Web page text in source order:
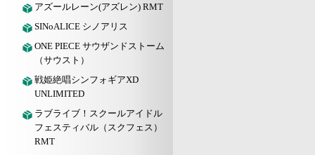
アズールレーン(アズレン) RMT
SINoALICE シノアリス
ONE PIECE サウザンドストーム
（サウスト）
戦姫絶唱シンフォギアXD
UNLIMITED
ラブライブ！スクールアイドル
フェスティバル（スクフェス）
RMT